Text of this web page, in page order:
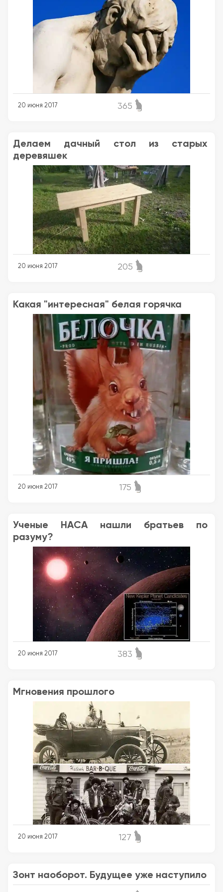
365
20 июня 2017
Делаем дачный стол из старых
деревяшек
205
20 июня 2017
Какая "интересная" белая горячка
175
20 июня 2017
Ученые НАСА нашли братьев по
разуму?
383
20 июня 2017
Мгновения прошлого
127
20 июня 2017
Зонт наоборот. Будущее уже наступило